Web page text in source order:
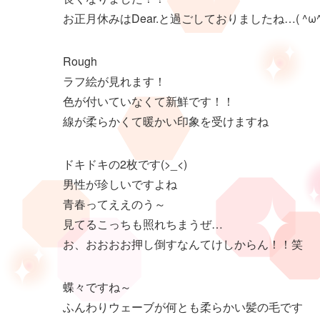
お正月休みはDear.と過ごしておりましたね…(
Rough
ラフ絵が見れます！
色が付いていなくて新鮮です！！
線が柔らかくて暖かい印象を受けますね
ドキドキの2枚です(>_<)
男性が珍しいですよね
青春ってええのう～
見てるこっちも照れちまうぜ…
お、おおおお押し倒すなんてけしからん！！笑
蝶々ですね～
ふんわりウェーブが何とも柔らかい髪の毛です